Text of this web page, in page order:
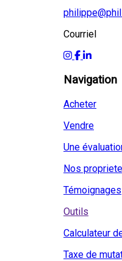
Courriel
Navigation
Acheter
Vendre
Une
Nos
Témoignages
Outils
Calculateur
Taxe de